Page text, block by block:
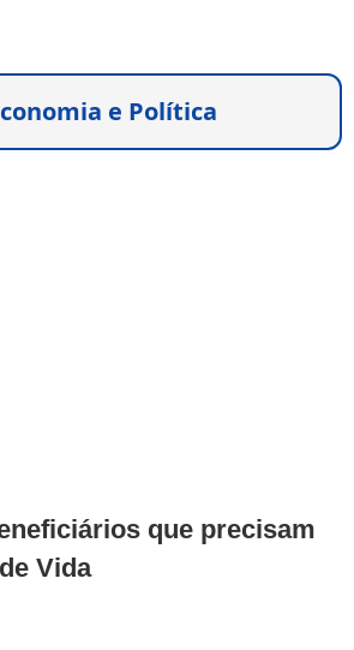
e Política
que precisam
Vida